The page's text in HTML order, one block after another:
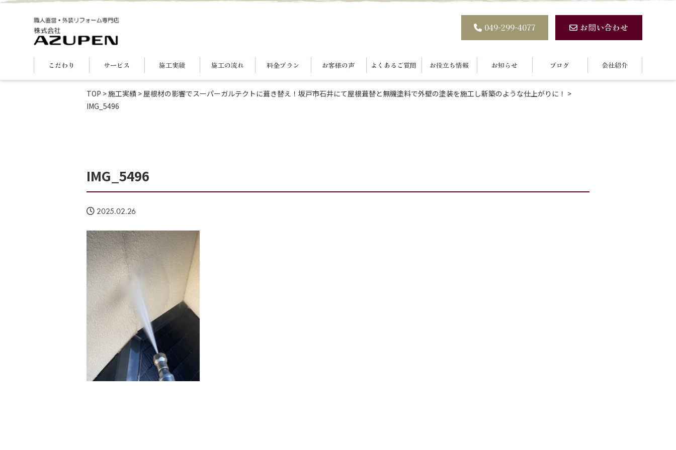
こだわり サービス 施工実績 施工の流れ 料金プラン お客様の声 よくあるご質問 お役立ち情報 お知らせ ブログ 会社紹介
049-299-4077 お問い合わせ
TOP >施工実績 >屋根材の影響でスーパーガルテクトに葺き替え！坂戸市石井にて屋根葺替と無機塗料で外壁の塗装を施工し新築のような仕上がりに！ >
IMG_5496
IMG_5496
2025.02.26